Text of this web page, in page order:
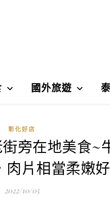
國外旅遊
彰化好店
旁在地美食~
肉片相當柔嫩
2022/10/05